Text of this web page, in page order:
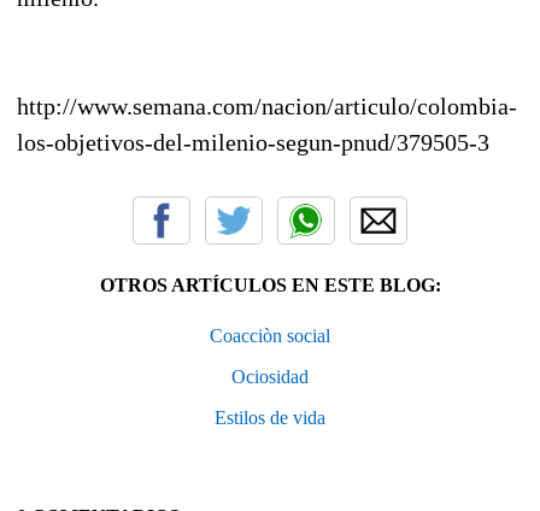
http://www.semana.com/nacion/articulo/colombia-
los-objetivos-del-milenio-segun-pnud/379505-3
OTROS ARTÍCULOS EN ESTE BLOG:
Coacciòn social
Ociosidad
Estilos de vida